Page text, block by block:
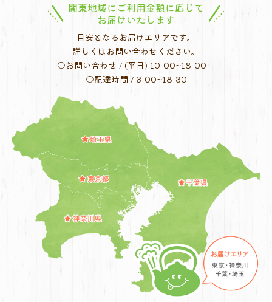
関東地域にご利用金額に応じて
お届けいたします
目安となるお届けエリアです。
詳しくはお問い合わせください。
○お問い合わせ / (平日) 10:00~18:00
○配達時間 / 3:00~18:30